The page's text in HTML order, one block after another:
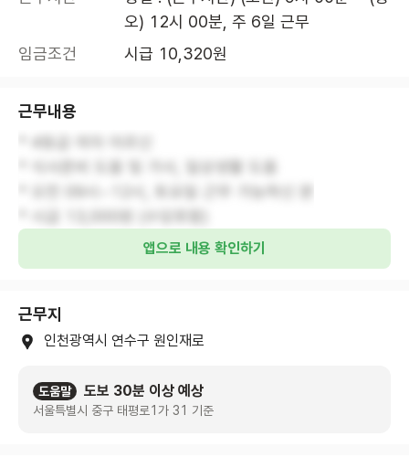
오) 12시 00분, 주 6일 근무
임금조건
시급 10,320원
근무내용
앱으로 내용 확인하기
근무지
인천광역시 연수구 원인재로
도움말 도보 30분 이상 예상
서울특별시 중구 태평로1가 31 기준